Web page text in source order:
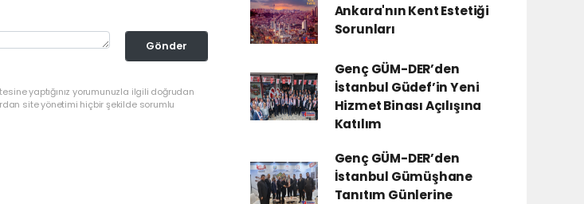
Gönder
yaptığınız yorumunuzla ilgili doğrudan
site yönetimi hiçbir şekilde sorumlu
Ankara'nın Kent Estetiği
Sorunları
Genç GÜM-DER’den
İstanbul Güdef’in Yeni
Hizmet Binası Açılışına
Katılım
Genç GÜM-DER’den
İstanbul Gümüşhane
Tanıtım Günlerine